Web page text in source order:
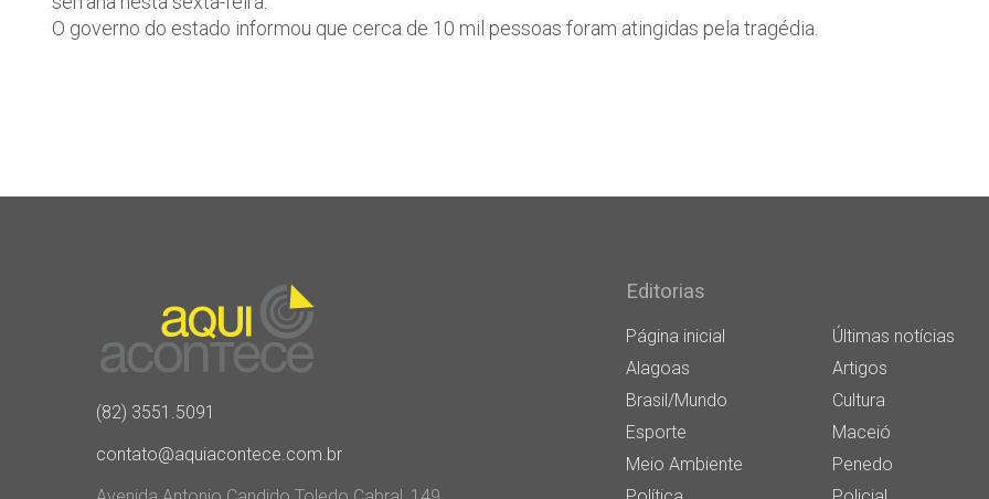
O governo do estado informou que cerca de 10 mil pessoas foram atingidas pela tragédia.
(82) 3551.5091
contato@aquiacontece.com.br
Editorias
Página inicial
Últimas notícias
Alagoas
Artigos
Brasil/Mundo
Cultura
Esporte
Maceió
Meio Ambiente
Penedo